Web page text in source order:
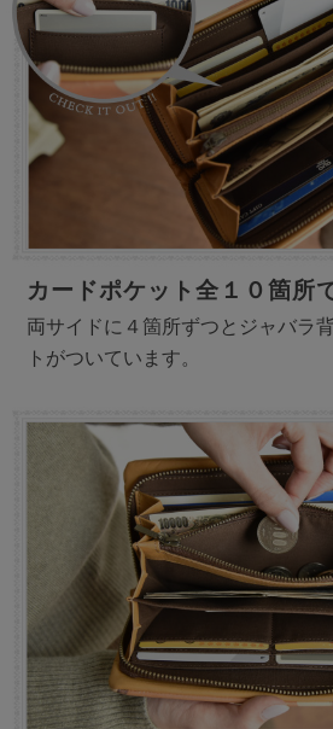
カードポケット全１０箇所
両サイドに４箇所ずつとジャバラ
トがついています。